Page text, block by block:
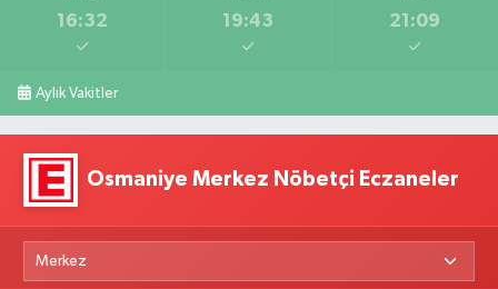
16:32 19:43 21:09
Aylık Vakitler
Osmaniye Merkez Nöbetçi Eczaneler